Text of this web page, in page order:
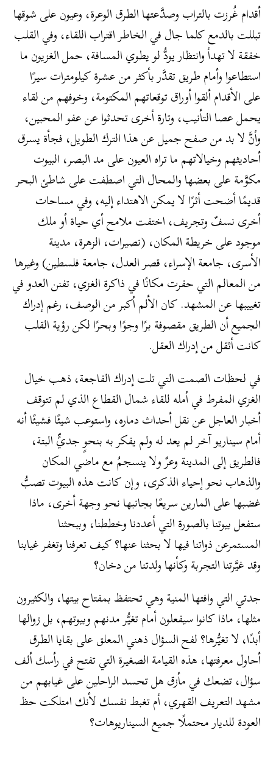
أقدام غُرزت بالتراب وصدَّعتها الطرق الوعرة، وعيون على شوقها
تبللت بالدمع كلما جال في الخاطر اقتراب اللقاء، وفي القلب
خفقة لا تهدأ وانتظار يودُّ لو يطوي المسافة، حمل الغزيون ما
استطاعوا وأمام طريق تقدَّر بأكثر من عشرة كيلومترات سيرًا
على الأقدام ألقوا أوراق توقعاتهم المكتومة، وخوفهم من لقاء
يحمل عصا التأنيب، وتارة أخرى تحدثوا عن عفو المحبين،
وأنَّ لا بد من صفح جميل عن هذا الترك الطويل، فجأة يسرق
أحاديثهم وخيالاتهم ما تراه العيون على مد البصر، البيوت
مكوَّمة على بعضها والمحال التي اصطفت على شاطئ البحر
قديمًا أضحت أثرًا لا يمكن الاهتداء إليه، وفي مساحات
أخرى نسفٌ وتجريف، اختفت ملامح أي حياة أو ملك
موجود على خريطة المكان، (نصيرات، الزهرة، مدينة
الأسرى، جامعة الإسراء، قصر العدل، جامعة فلسطين) وغيرها
من المعالم التي حفرت مكانًا في ذاكرة الغزي، تفنن العدو في
تغييبها عن المشهد. كان الألم أكبر من الوصف، رغم إدراك
الجميع أن الطريق مقصوفة برًا وجوًا وبحرًا لكن رؤية القلب
كانت أثقل من إدراك العقل.
في لحظات الصمت التي تلت إدراك الفاجعة، ذهب خيال
الغزي المفرط في أمله للقاء شمال القطاع الذي لم تتوقف
أخبار العاجل عن نقل أحداث دماره، واستوعب شيئًا فشيئًا أنه
أمام سيناريو آخر لم يعد له ولم يفكر به بنحوٍ جديٍّ البتة،
فالطريق إلى المدينة وعرٌ ولا ينسجمُ مع ماضي المكان
والذهاب نحو إحياء الذكرى، وإن كانت هذه البيوت تصبُّ
غضبها على المارين سريعًا بجانبها نحو وجهة أخرى، ماذا
ستفعل بيوتنا بالصورة التي أعددنا وخططنا، وببحثنا
المستمرعن ذواتنا فيها لا بحثنا عنها؟ كيف تعرفنا وتغفر غيابنا
وقد غيَّرتنا التجربة وكأنها ولدتنا من دخان؟
جدتي التي وافتها المنية وهي تحتفظ بمفتاح بيتها، والكثيرون
مثلها، ماذا كانوا سيفعلون أمام تغيُّر مدنهم وبيوتهم، بل زوالها
أبدًا، لا تغيُّرها؟ لفح السؤال ذهني المعلق على بقايا الطرق
أحاول معرفتها، هذه القيامة الصغيرة التي تفتح في رأسك ألف
سؤال، تضعك في مأزق هل تحسد الراحلين على غيابهم من
مشهد التعريف القهري، أم تغبط نفسك لأنك امتلكت حظ
العودة للديار محتملًا جميع السيناريوهات؟